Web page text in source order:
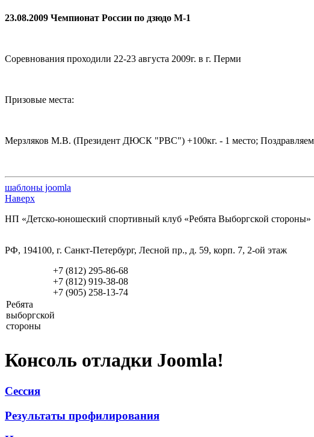
23.08.2009 Чемпионат России по дзюдо М-1
Соревнования проходили 22-23 августа 2009г. в г. Перми
Призовые места:
Мерзляков М.В. (Президент ДЮСК "РВС") +100кг. - 1 место;
шаблоны joomla
Наверх
НП «Детско-юношеский спортивный клуб «Ребята Выборгской стороны»
РФ, 194100, г. Санкт-Петербург, Лесной пр., д. 59, корп. 7, 2-ой этаж
+7 (812) 295-86-68
+7 (812) 919-38-08
+7 (905) 258-13-74
Ребята
выборгской
стороны
Консоль отладки Joomla!
Сессия
Результаты профилирования